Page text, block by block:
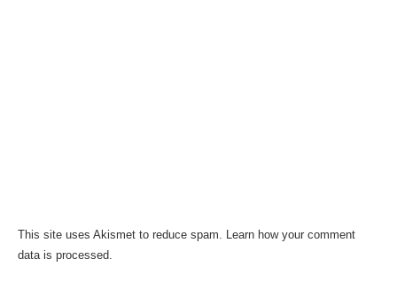
This site uses Akismet to reduce spam. Learn how your comment
data is processed.